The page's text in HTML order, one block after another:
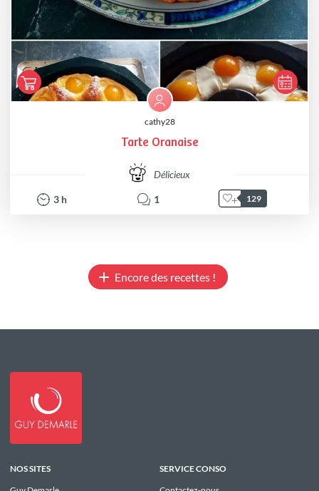
cathy28
Tarte Oranaise
Délicieux
3 h 1 129
Encore des recettes !
NOS SITES
SERVICE CONSO